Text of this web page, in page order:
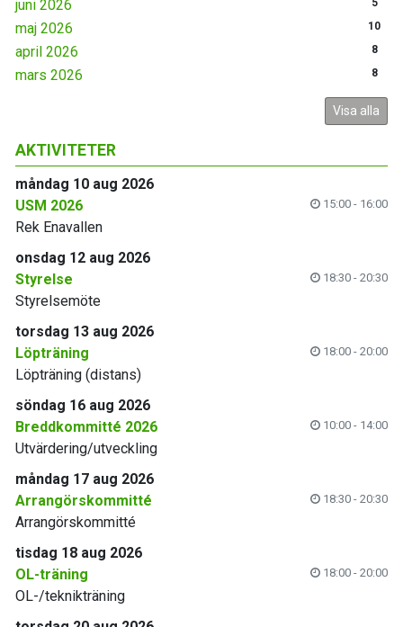
juni 2026 5
maj 2026 10
april 2026 8
mars 2026 8
Visa alla
AKTIVITETER
måndag 10 aug 2026
USM 2026
15:00 - 16:00
Rek Enavallen
onsdag 12 aug 2026
Styrelse
18:30 - 20:30
Styrelsemöte
torsdag 13 aug 2026
Löpträning
18:00 - 20:00
Löpträning (distans)
söndag 16 aug 2026
Breddkommitté 2026
10:00 - 14:00
Utvärdering/utveckling
måndag 17 aug 2026
Arrangörskommitté
18:30 - 20:30
Arrangörskommitté
tisdag 18 aug 2026
OL-träning
18:00 - 20:00
OL-/teknikträning